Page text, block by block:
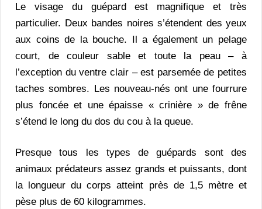
Le visage du guépard est magnifique et très
particulier. Deux bandes noires s’étendent des yeux
aux coins de la bouche. Il a également un pelage
court, de couleur sable et toute la peau – à
l’exception du ventre clair – est parsemée de petites
taches sombres. Les nouveau-nés ont une fourrure
plus foncée et une épaisse « crinière » de frêne
s’étend le long du dos du cou à la queue.
Presque tous les types de guépards sont des
animaux prédateurs assez grands et puissants, dont
la longueur du corps atteint près de 1,5 mètre et
pèse plus de 60 kilogrammes.